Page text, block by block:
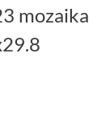
mozaika